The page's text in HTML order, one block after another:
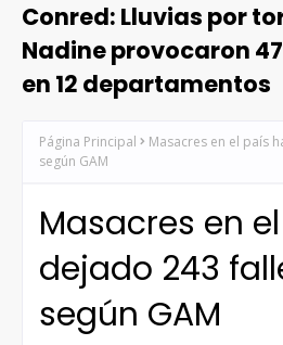
Conred: Lluvias por
Nadine provocaron
en 12 departamentos
Página Principal
Masacres en el país
según GAM
Masacres en
dejado 243
según GAM